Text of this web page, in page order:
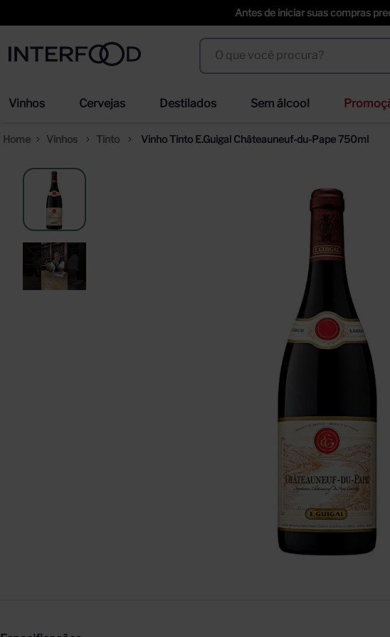
Antes de iniciar suas compras
O que você procura?
Vinhos Cervejas Destilados Sem álcool
Vinhos Tinto Vinho Tinto E.Guigal Châteauneuf-du-Pape 750ml
Termos mais buscados
7 duff
9º corpus astral